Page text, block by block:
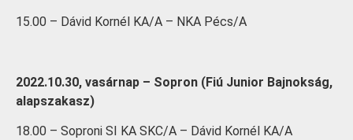
15.00 – Dávid Kornél KA/A – NKA Pécs/A
2022.10.30, vasárnap – Sopron (Fiú Junior Bajnokság,
alapszakasz)
18.00 – Soproni SI KA SKC/A – Dávid Kornél KA/A